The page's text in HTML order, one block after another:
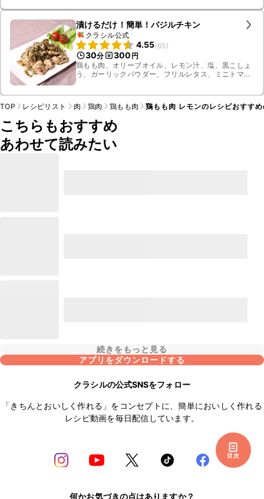
漬けるだけ！簡単！バジルチキン
クラシル公式
4.55(65)
30分 300 円
鶏もも肉、オリーブオイル、レモン汁、塩、黒こしょ
う、ガーリックパウダー、フリルレタス、ミニトマ
目次
TOP レシピリスト 肉 鶏肉 鶏もも肉 鶏もも肉 レモンのレシピおすす
こちらもおすすめ
あわせて読みたい
続きをもっと見る
アプリをダウンロードする
クラシルの公式SNSをフォロー
「きちんとおいしく作れる」をコンセプトに、簡単においしく作れる
レシピ動画を毎日配信しています。
何かお気づきの点はありますか？